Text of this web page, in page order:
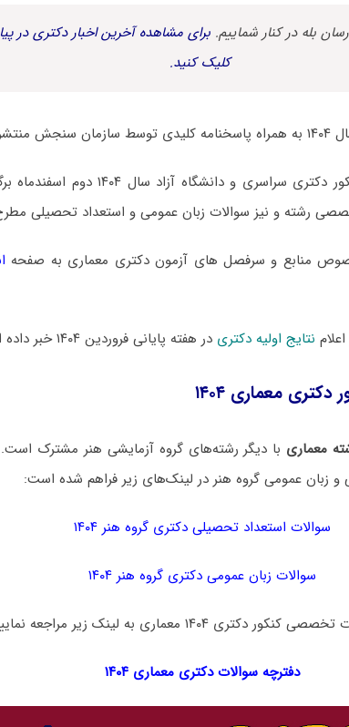
بله در کنار شماییم. برای مشاهده آخرین اخبار دکتری در
کلیک کنید.
شد.
، کنکور دکتری سراسری و دانشگاه
رشته و نیز سوالات زبان عمومی و استعداد تحصیلی
منابع و سرفصل های آزمون دکتری معماری به صفحه
نتایج اولیه دکتری در هفته پایانی فروردین ۱۴۰۴ خبر داده است.
معماری ۱۴۰۴
معماری با دیگر رشته‌های گروه آزمایشی هنر مشترک است.
و زبان عمومی گروه هنر در لینک‌های زیر فراهم شده است:
سوالات استعداد تحصیلی دکتری گروه هنر ۱۴۰۴
سوالات زبان عمومی دکتری گروه هنر ۱۴۰۴
معماری به لینک زیر مراجعه نمایید:
دفترچه سوالات دکتریمعماری ۱۴۰۴